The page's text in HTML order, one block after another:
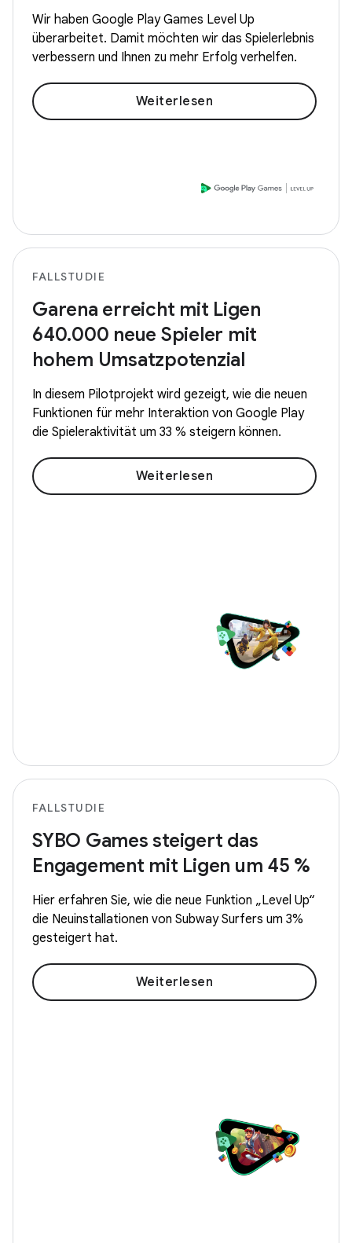
Wir haben Google Play Games Level Up
überarbeitet. Damit möchten wir das Spielerlebnis
verbessern und Ihnen zu mehr Erfolg verhelfen.
Weiterlesen
FALLSTUDIE
Garena erreicht mit Ligen
640.000 neue Spieler mit
hohem Umsatzpotenzial
In diesem Pilotprojekt wird gezeigt, wie die neuen
Funktionen für mehr Interaktion von Google Play
die Spieleraktivität um 33 % steigern können.
Weiterlesen
FALLSTUDIE
SYBO Games steigert das
Engagement mit Ligen um 45 %
Hier erfahren Sie, wie die neue Funktion „Level Up“
die Neuinstallationen von Subway Surfers um 3%
gesteigert hat.
Weiterlesen